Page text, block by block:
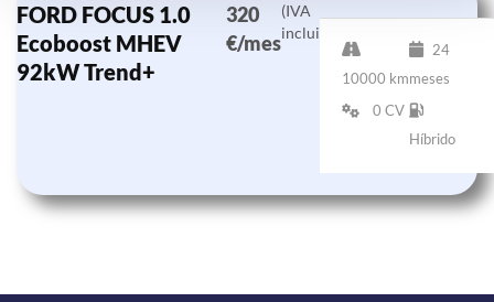
FORD FOCUS 1.0
Ecoboost MHEV
92kW Trend+
320
€/mes
(IVA
incluido)
10000 km
24
meses
0 CV
Híbrido